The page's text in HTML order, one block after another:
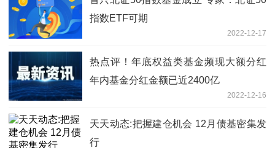
指数ETF可期
2022-12-17
热点评！年底权益类基金频现大额分红
年内基金分红金额已近2400亿
2022-12-16
天天动态:把握建仓机会 12月债基密集发
行